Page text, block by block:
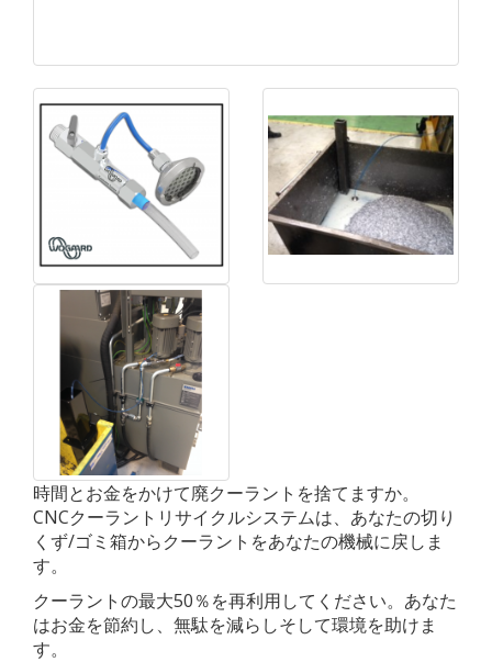
時間とお金をかけて廃クーラントを捨てますか。
CNCクーラントリサイクルシステムは、あなたの切り
くず/ゴミ箱からクーラントをあなたの機械に戻しま
す。
クーラントの最大50％を再利用してください。あなた
はお金を節約し、無駄を減らしそして環境を助けま
す。